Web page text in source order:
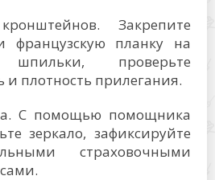
Закрепите
французскую планку на
шпильки, проверьте
и плотность прилегания.
С помощью помощника
зеркало, зафиксируйте
страховочными